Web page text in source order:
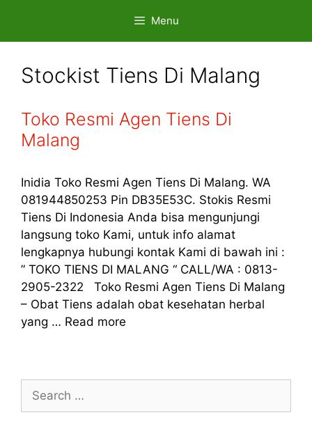
content
Menu
Stockist Tiens Di Malang
Toko Resmi Agen Tiens Di
Malang
Inidia Toko Resmi Agen Tiens Di Malang. WA
081944850253 Pin DB35E53C. Stokis Resmi
Tiens Di Indonesia Anda bisa mengunjungi
langsung toko Kami, untuk info alamat
lengkapnya hubungi kontak Kami di bawah ini :
” TOKO TIENS DI MALANG “ CALL/WA : 0813-
2905-2322 Toko Resmi Agen Tiens Di Malang
– Obat Tiens adalah obat kesehatan herbal
yang … Read more
Search
for: